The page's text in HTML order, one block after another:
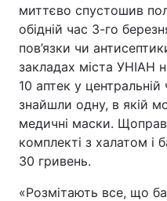
Спорт
Техно і зв'язок
Зброя
Здоров'я
Цікавинки
миттєво спустошив
обідній час 3-го
пов’язки чи
закладах міста УНІАН
10 аптек у
знайшли одну, в якій
медичні маски.
комплекті з халатом і
30 гривень.
«Розмітають все, що